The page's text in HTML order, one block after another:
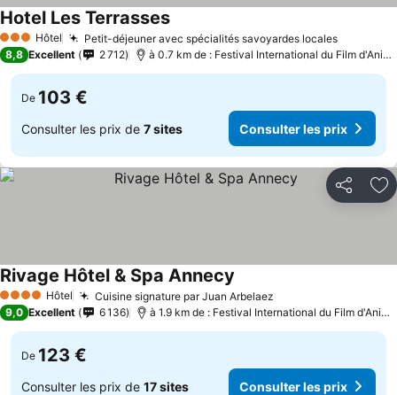
3 ÉtoilesHôtel Petit-déjeuner avec spécialités savoyardes locales
Hotel Les TerrassesConsulter les prix
8,8 Excellent 2 712 à 0.7 km de : Festival International du Film
De 103 €
Consulter les prix de 7 sites Consulter les prix
Partager
4 Étoiles Hôtel Cuisine signature par Juan Arbelaez
Rivage Hôtel & Spa Annecy
9,0 Excellent 6 136 à 1.9 km de : Festival International du Film
De 123 €
Consulter les prix de 17 sites Consulter les prix